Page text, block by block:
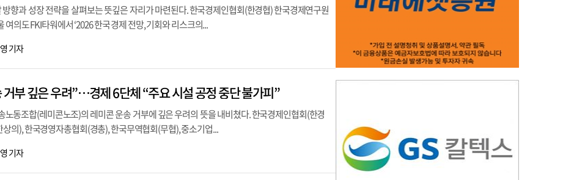
향과 성장 전략을 살펴보는 뜻깊은 자리가 마련된다. 한국경제인협회(한경협) 한국경제연구원
여의도 FKI타워에서 ‘2026 한국 경제 전망, 기회와 리스크의...
기자
거부 깊은 우려”…경제 6단체 “주요 시설 공정 중단 불가피”
노동조합(레미콘노조)의 레미콘 운송 거부에 깊은 우려의 뜻을 내비쳤다. 한국경제인협회(한경
의), 한국경영자총협회(경총), 한국무역협회(무협), 중소기업...
기자